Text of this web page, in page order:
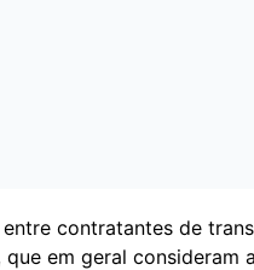
entre contratantes de
em geral consideram